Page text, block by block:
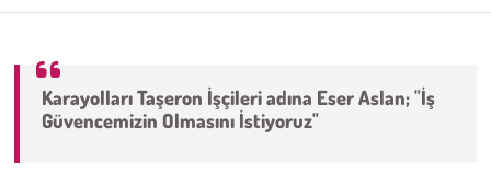
Karayolları Taşeron İşçileri adına Eser Aslan; "İş
Güvencemizin Olmasını İstiyoruz"
İnsan Hakları
Hayvan Hakları
Çevre